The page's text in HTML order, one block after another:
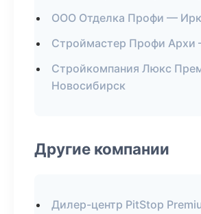
ООО Отделка Профи —
Строймастер Профи Архи
Стройкомпания Люкс
Новосибирск
Другие компании
Дилер-центр PitStop